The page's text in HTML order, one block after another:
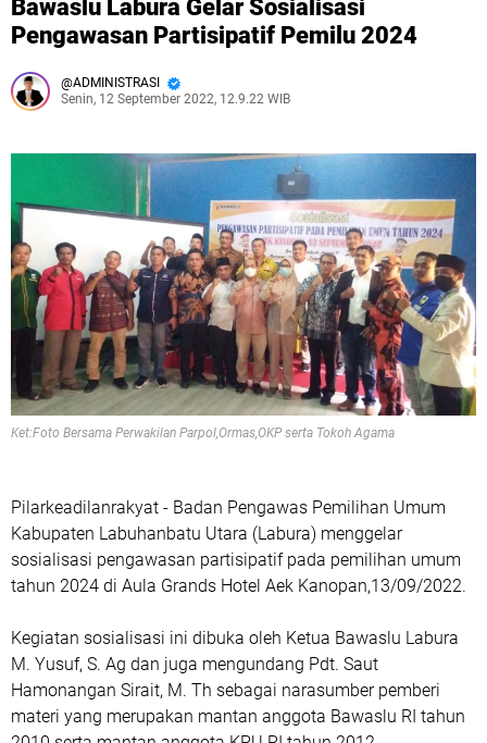
Bawaslu Labura Gelar Sosialisasi
Pengawasan Partisipatif Pemilu 2024
ADMINISTRASI
Senin, 12 September 2022, 12.9.22 WIB
Ket:Foto Bersama Perwakilan Parpol,Ormas,OKP serta Tokoh Agama
Pilarkeadilanrakyat - Badan Pengawas Pemilihan Umum
Kabupaten Labuhanbatu Utara (Labura) menggelar
sosialisasi pengawasan partisipatif pada pemilihan umum
tahun 2024 di Aula Grands Hotel Aek Kanopan,13/09/2022.
Kegiatan sosialisasi ini dibuka oleh Ketua Bawaslu Labura
M. Yusuf, S. Ag dan juga mengundang Pdt. Saut
Hamonangan Sirait, M. Th sebagai narasumber pemberi
materi yang merupakan mantan anggota Bawaslu RI tahun